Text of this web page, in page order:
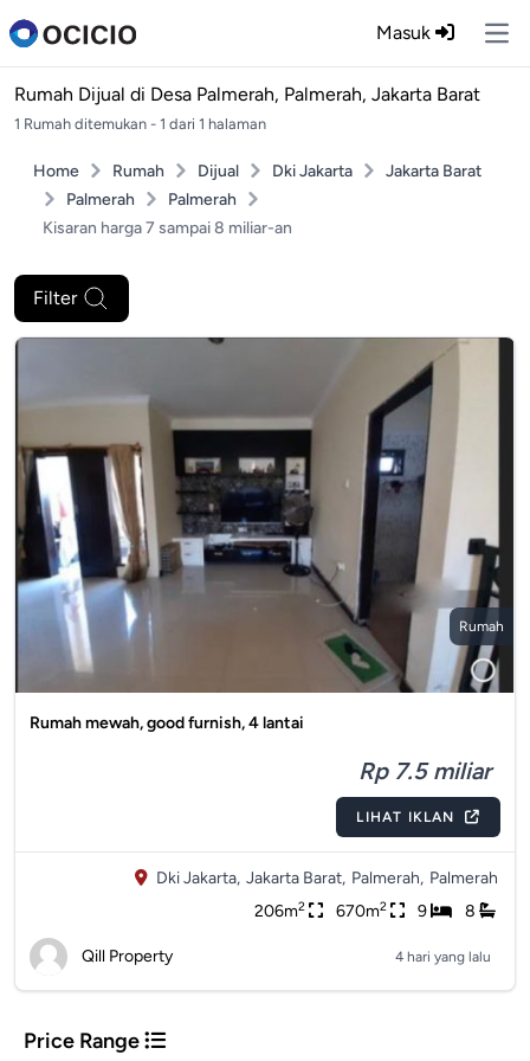
Masuk
Rumah Dijual di Desa Palmerah, Palmerah, Jakarta Barat
1 Rumah ditemukan - 1 dari 1 halaman
Home Rumah Dijual Dki Jakarta
Jakarta Barat
Palmerah
Palmerah
Kisaran harga 7 sampai 8 miliar-an
Filter
Rumah
Rumah mewah, good furnish, 4 lantai
Rp 7.5 miliar
LIHAT IKLAN
Dki Jakarta, Jakarta Barat, Palmerah, Palmerah
206m2 670m2 9 8
Qill Property 4 hari yang lalu
Price Range